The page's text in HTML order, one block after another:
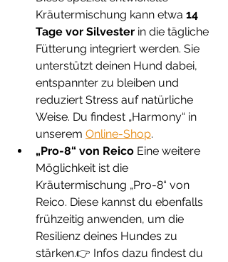
Kräutermischung kann etwa 14
Tage vor Silvester in die tägliche
Fütterung integriert werden. Sie
unterstützt deinen Hund dabei,
entspannter zu bleiben und
reduziert Stress auf natürliche
Weise. Du findest „Harmony“ in
unserem Online-Shop.
„Pro-8“ von Reico Eine weitere
Möglichkeit ist die
Kräutermischung „Pro-8“ von
Reico. Diese kannst du ebenfalls
frühzeitig anwenden, um die
Resilienz deines Hundes zu
stärken.👉 Infos dazu findest du